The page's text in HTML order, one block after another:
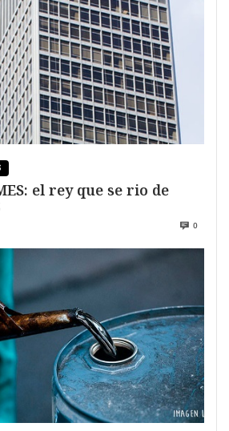
el rey que se rio de
0